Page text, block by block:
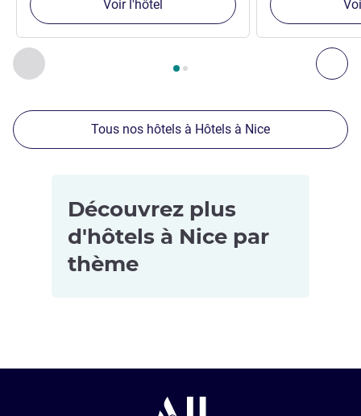
Précédent - Nos autres établissements à proximité
Page , Nos autres établissements à proximité 1 :,
Voir l'hôtel
Tous nos hôtels à Hôtels à Nice
Découvrez plus
d'hôtels à Nice par
thème
Hôtels